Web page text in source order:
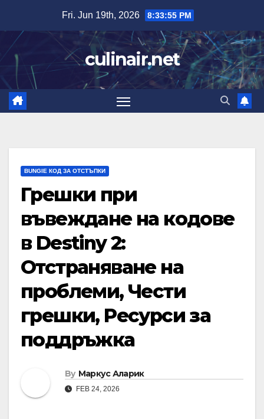
content
Fri. Jun 19th, 2026 8:33:56 PM
culinair.net
BUNGIE КОД ЗА ОТСТЪПКИ
Грешки при
въвеждане на кодове
в Destiny 2:
Отстраняване на
проблеми, Чести
грешки, Ресурси за
поддръжка
By Маркус Аларик
FEB 24, 2026